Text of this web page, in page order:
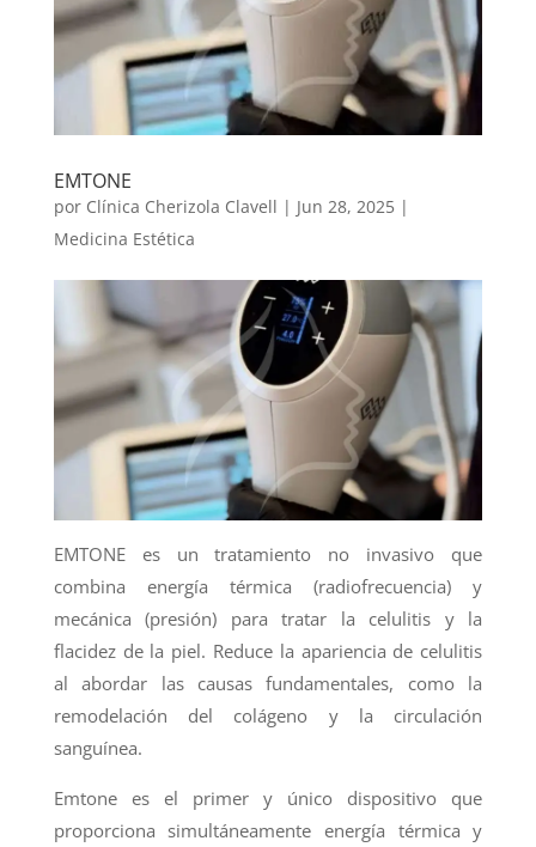
EMTONE
por Clínica Cherizola Clavell | Jun 28, 2025|
Medicina Estética
EMTONE es un tratamiento no invasivo que
combina energía térmica (radiofrecuencia) y
mecánica (presión) para tratar la celulitis y la
flacidez de la piel. Reduce la apariencia de celulitis
al abordar las causas fundamentales, como la
remodelación del colágeno y la circulación
sanguínea.
Emtone es el primer y único dispositivo que
proporciona simultáneamente energía térmica y